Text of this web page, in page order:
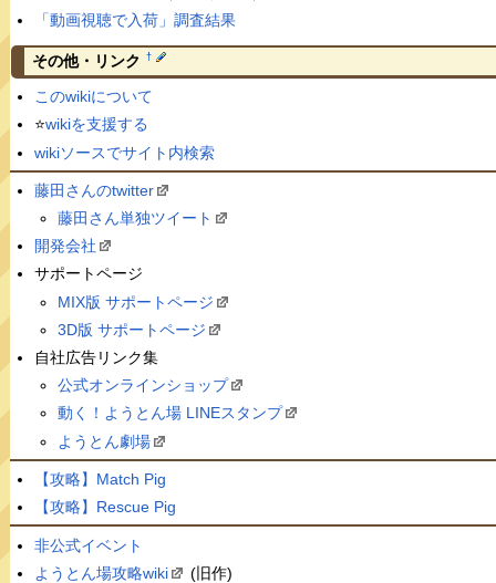
「動画視聴で入荷」調査結果
その他・リンク †
このwikiについて
⭐️wikiを支援する
wikiソースでサイト内検索
藤田さんのtwitter
藤田さん単独ツイート
開発会社
サポートページ
MIX版 サポートページ
3D版 サポートページ
自社広告リンク集
公式オンラインショップ
動く！ようとん場 LINEスタンプ
ようとん劇場
【攻略】Match Pig
【攻略】Rescue Pig
非公式イベント
ようとん場攻略wiki
(旧作)